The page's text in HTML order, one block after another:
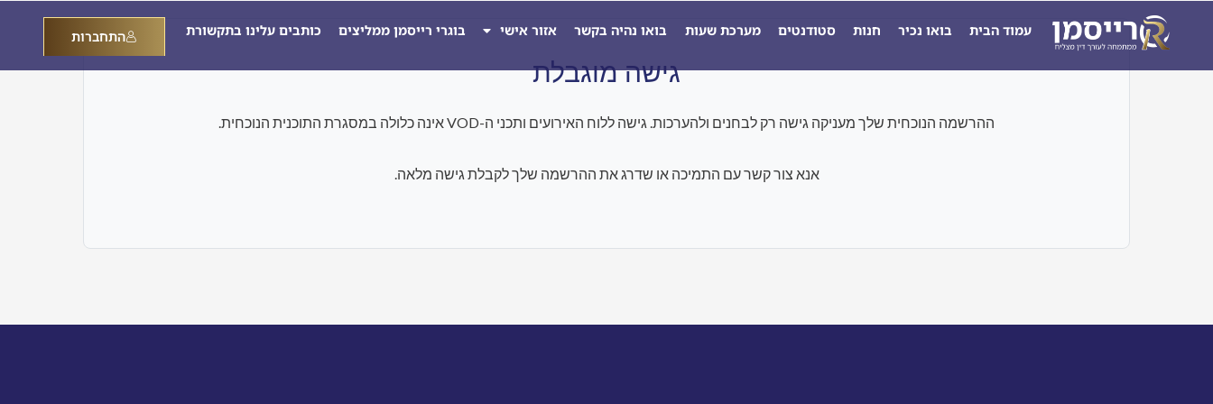
עמוד הבית בואו נכיר חנות סטודנטים מערכת שעות בואו נהיה בקשר אזור אישי בוגרי רייסמן ממליצים כותבים עלינו בתקשורת התחברות
גישה מוגבלת
ההרשמה הנוכחית שלך מעניקה גישה רק לבחנים ולהערכות. גישה ללוח האירועים ותכני ה-VOD אינה כלולה במסגרת התוכנית הנוכחית.
אנא צור קשר עם התמיכה או שדרג את ההרשמה שלך לקבלת גישה מלאה.